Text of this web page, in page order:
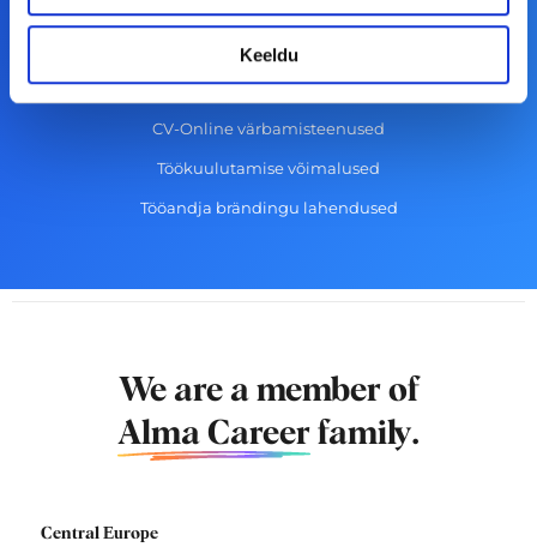
Keeldu
Tööandjale
Lisa töökuulutus CV.ee lehele
CV-Online värbamisteenused
Töökuulutamise võimalused
Tööandja brändingu lahendused
We are a member of
Alma Career family.
Central Europe